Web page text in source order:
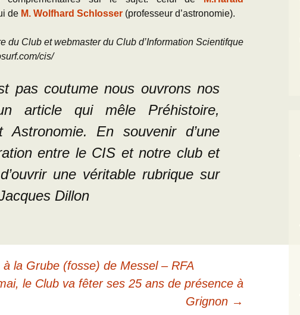
de M. Wolfhard Schlosser (professeur d’astronomie).
du Club et webmaster du Club d’Information Scientifque
cis/
pas coutume nous ouvrons nos
article qui mêle Préhistoire,
Astronomie. En souvenir d’une
entre le CIS et notre club et
une véritable rubrique sur
Dillon
la Grube (fosse) de Messel – RFA
le Club va fêter ses 25 ans de présence à
Grignon →